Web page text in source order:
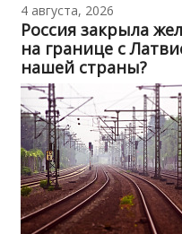
4 августа, 2026
Россия закрыла
на границе с
нашей страны?